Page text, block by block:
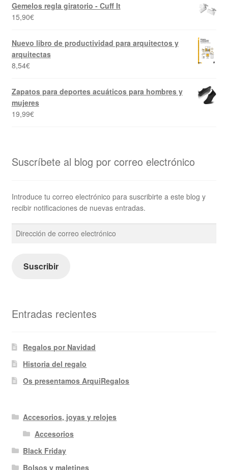
Gemelos regla giratorio - Cuff It
15,90€
Nuevo libro de productividad para arquitectos y
arquitectas
8,54€
Zapatos para deportes acuáticos para hombres y
mujeres
19,99€
Suscríbete al blog por correo electrónico
Introduce tu correo electrónico para suscribirte a este blog y
recibir notificaciones de nuevas entradas.
Dirección
de
electrónico
Suscribir
Entradas recientes
Regalos por Navidad
Historia del regalo
Os presentamos ArquiRegalos
Accesorios, joyas y relojes
Accesorios
Black Friday
Bolsos y maletines